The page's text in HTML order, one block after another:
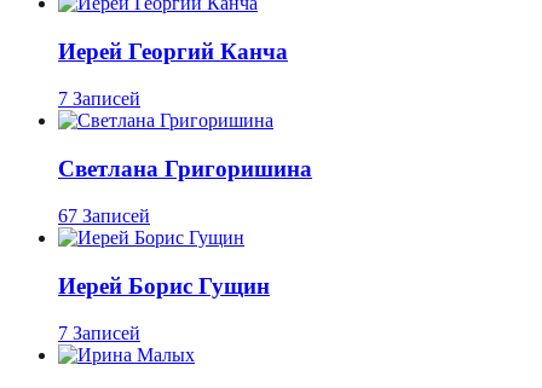
Иерей Георгий Канча
7 Записей
Светлана Григоришина
67 Записей
Иерей Борис Гущин
7 Записей